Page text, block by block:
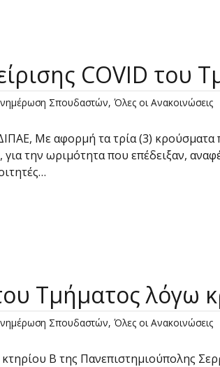
COVID του
Σπουδαστών, Όλες οι Ανακοινώσεις
Με αφορμή τα τρία (3) κρούσματα
την ωριμότητα που επέδειξαν,
Τμήματος λόγω
Σπουδαστών, Όλες οι Ανακοινώσεις
Β της Πανεπιστημιούπολης